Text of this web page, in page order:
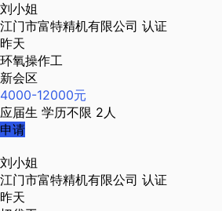
刘小姐
江门市富特精机有限公司 认证
昨天
环氧操作工
新会区
4000-12000元
应届生 学历不限 2人
申请
刘小姐
江门市富特精机有限公司 认证
昨天